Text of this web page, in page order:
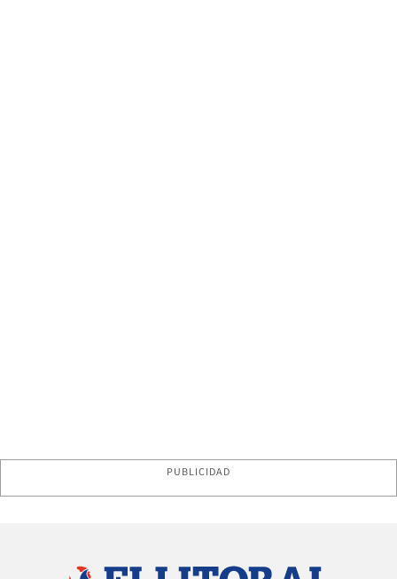
PUBLICIDAD